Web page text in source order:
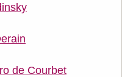
de Courbet